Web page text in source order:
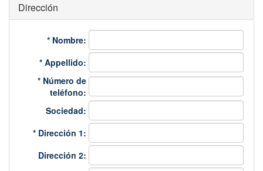
Dirección
* Nombre:
* Appellido:
*
teléfono:
Sociedad:
* Dirección 1:
Dirección 2: